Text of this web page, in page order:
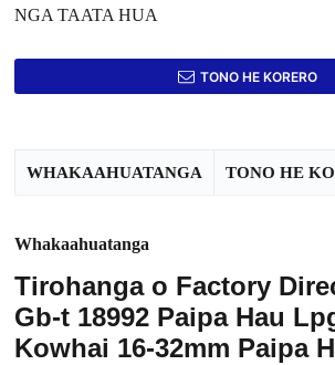
NGA TAATA HUA
TONO HE KORERO
WHAKAAHUATANGA TONO HE
Whakaahuatanga
Tirohanga o Factory
Gb-t 18992 Paipa Hau
Kowhai 16-32mm Paipa